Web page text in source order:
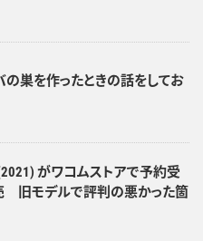
の巣を作ったときの話をしてお
がワコムストアで予約受
旧モデルで評判の悪かった箇